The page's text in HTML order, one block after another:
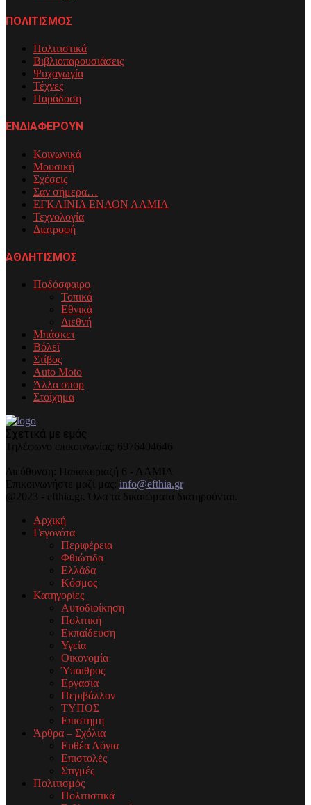
ΠΟΛΙΤΙΣΜΟΣ
Πολιτιστικά
Βιβλιοπαρουσιάσεις
Ψυχαγωγία
Τέχνες
Παράδοση
ΕΝΔΙΑΦΕΡΟΥΝ
Κοινωνικά
Μουσική
Σχέσεις
Σαν σήμερα…
ΕΓΚΑΙΝΙΑ ΕΝΑΟΝ ΛΑΜΙΑ
Τεχνολογία
Διατροφή
ΑΘΛΗΤΙΣΜΟΣ
Ποδόσφαιρο
Τοπικά
Εθνικά
Διεθνή
Μπάσκετ
Βόλεϊ
Στίβος
Auto Moto
Άλλα σπορ
Στοίχημα
Σχετικά με εμάς
Τηλέφωνo επικοινωνίας: 6976404646
Διεύθυνση: Παπακυριαζή 6 - ΛΑΜΙΑ
Επικοινωνήστε μαζί μας: info@efthia.gr
@2023 - efthia.gr. Όλα τα δικαιώματα διατηρούνται.
Αρχική
Γεγονότα
Περιφέρεια
Φθιώτιδα
Ελλάδα
Κόσμος
Κατηγορίες
Αυτοδιοίκηση
Πολιτική
Εκπαίδευση
Υγεία
Οικονομία
Ύπαιθρος
Εργασία
Περιβάλλον
ΤΥΠΟΣ
Επιστημη
Άρθρα – Σχόλια
Ευθέα Λόγια
Επιστολές
Στιγμές
Πολιτισμός
Πολιτιστικά